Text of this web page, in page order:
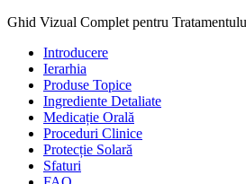
Ghid Vizual Complet pentru
Introducere
Ierarhia
Produse Topice
Ingrediente Detaliate
Medicație Orală
Proceduri Clinice
Protecție Solară
Sfaturi